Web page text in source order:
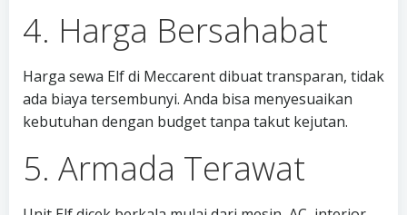
4. Harga Bersahabat
Harga sewa Elf di Meccarent dibuat transparan, tidak
ada biaya tersembunyi. Anda bisa menyesuaikan
kebutuhan dengan budget tanpa takut kejutan.
5. Armada Terawat